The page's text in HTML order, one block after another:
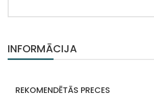
INFORMĀCIJA
REKOMENDĒTĀS PRECES